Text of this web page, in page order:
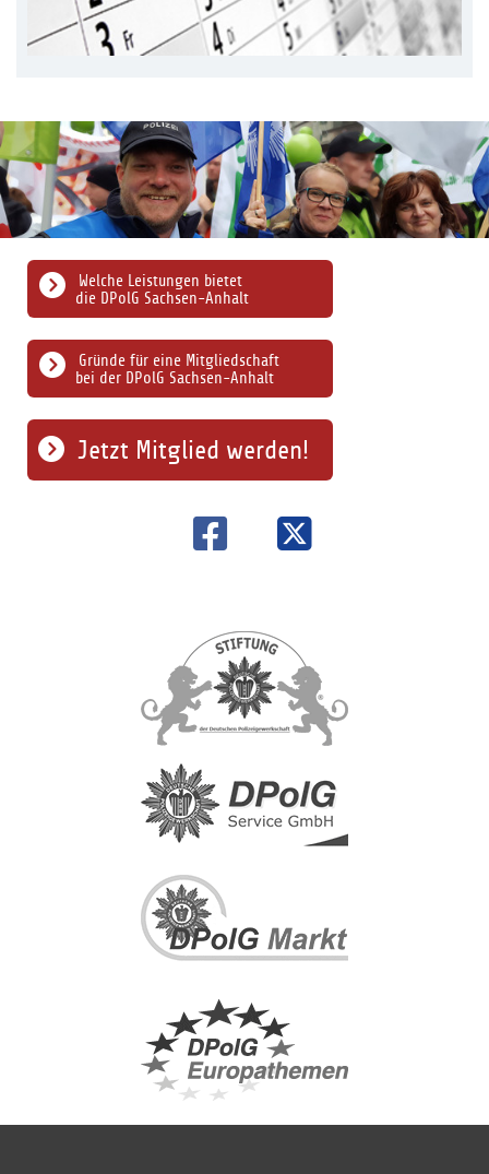
Gründe für eine Mitgliedschaft
bei der DPolG Sachsen-Anhalt
Welche Leistungen bietet
die DPolG Sachsen-Anhalt
Jetzt Mitglied werden!